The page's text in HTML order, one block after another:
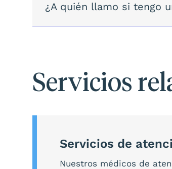
¿A quién llamo si tengo
Servicios
Servicios de
Nuestros médicos de